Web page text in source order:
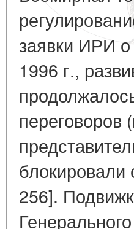
заявки ИРИ
1996 г.,
переговоров
256].